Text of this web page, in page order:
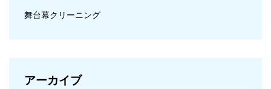
舞台幕クリーニング
アーカイブ